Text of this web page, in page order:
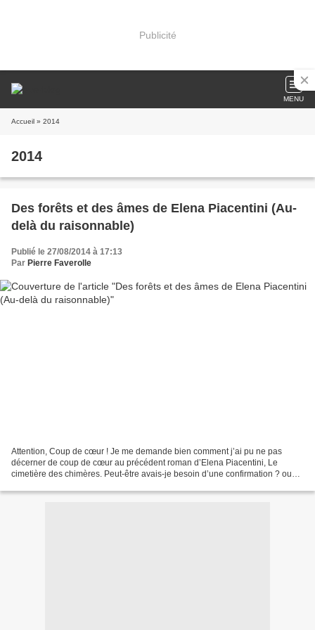
Publicité
MENU
Accueil » 2014
2014
Des forêts et des âmes de Elena Piacentini (Au-
delà du raisonnable)
Publié le 27/08/2014 à 17:13
Par Pierre Faverolle
Attention, Coup de cœur ! Je me demande bien comment j’ai pu ne pas
décerner de coup de cœur au précédent roman d’Elena Piacentini, Le
cimetière des chimères. Peut-être avais-je besoin d’une confirmation ? ou